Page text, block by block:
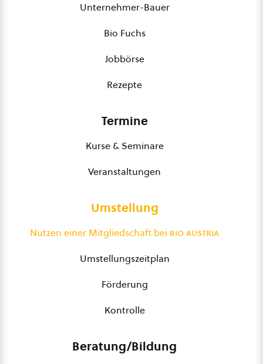
Unternehmer-Bauer
Bio Fuchs
Jobbörse
Rezepte
Termine
Kurse & Seminare
Veranstaltungen
Umstellung
Nutzen einer Mitgliedschaft bei bio austria
Umstellungszeitplan
Förderung
Kontrolle
Beratung/Bildung